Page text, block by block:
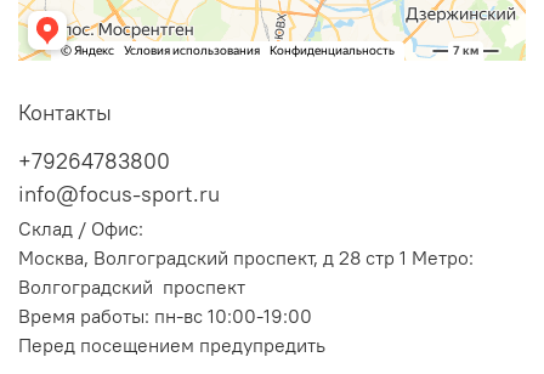
Контакты
+79264783800
info@focus-sport.ru
Склад / Офис:
Москва, Волгоградский проспект, д 28 стр 1 Метро:
Волгоградский проспект
Время работы: пн-вс 10:00-19:00
Перед посещением предупредить